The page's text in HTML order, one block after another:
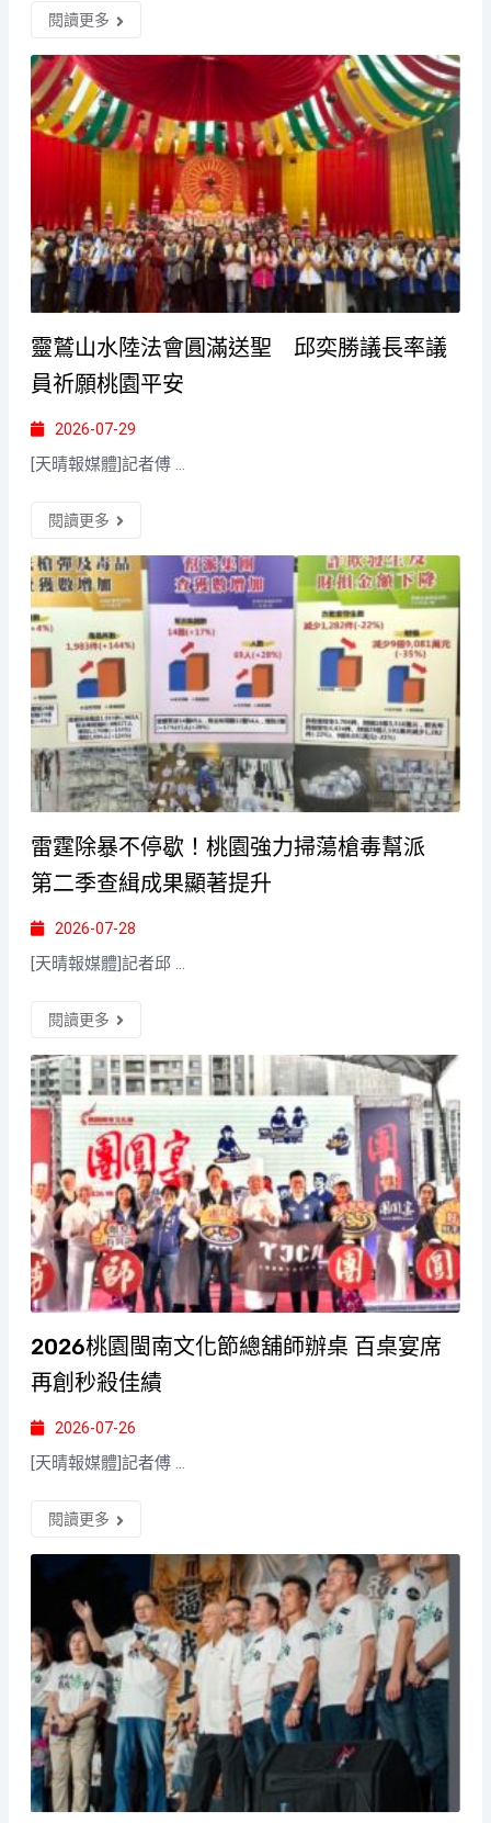
閱讀更多
靈鷲山水陸法會圓滿送聖 邱奕勝議長率議
員祈願桃園平安
2026-07-29
[天晴報媒體]記者傅 ...
閱讀更多
雷霆除暴不停歇！桃園強力掃蕩槍毒幫派
第二季查緝成果顯著提升
2026-07-28
[天晴報媒體]記者邱 ...
閱讀更多
2026桃園閩南文化節總舖師辦桌 百桌宴席
再創秒殺佳績
2026-07-26
[天晴報媒體]記者傅 ...
閱讀更多